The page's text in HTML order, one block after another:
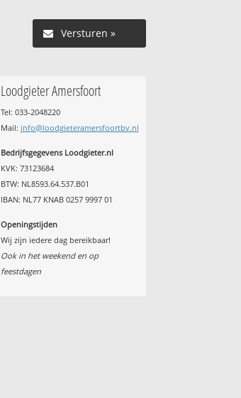
Versturen »
Loodgieter Amersfoort
Tel: 033-2048220
Mail: info@loodgieteramersfoortbv.nl
Bedrijfsgegevens Loodgieter.nl
KVK: 73123684
BTW: NL8593.64.537.B01
IBAN: NL77 KNAB 0257 9997 01
Openingstijden
Wij zijn iedere dag bereikbaar!
Ook in het weekend en op
feestdagen